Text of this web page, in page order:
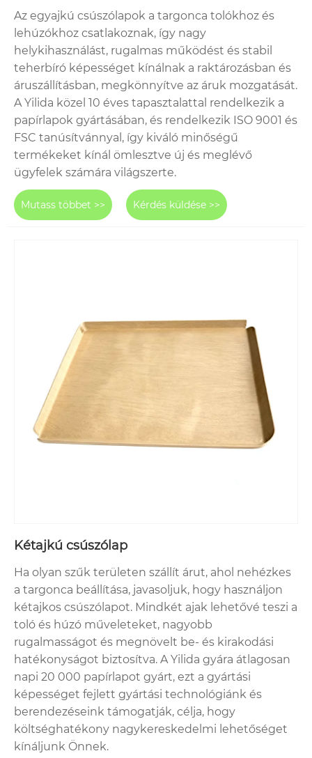
Az egyajkú csúszólapok a targonca tolókhoz és
lehúzókhoz csatlakoznak, így nagy
helykihasználást, rugalmas működést és stabil
teherbíró képességet kínálnak a raktározásban és
áruszállításban, megkönnyítve az áruk mozgatását.
A Yilida közel 10 éves tapasztalattal rendelkezik a
papírlapok gyártásában, és rendelkezik ISO 9001 és
FSC tanúsítvánnyal, így kiváló minőségű
termékeket kínál ömlesztve új és meglévő
ügyfelek számára világszerte.
Mutass többet >> Kérdés küldése >>
Kétajkú csúszólap
Ha olyan szűk területen szállít árut, ahol nehézkes
a targonca beállítása, javasoljuk, hogy használjon
kétajkos csúszólapot. Mindkét ajak lehetővé teszi a
toló és húzó műveleteket, nagyobb
rugalmasságot és megnövelt be- és kirakodási
hatékonyságot biztosítva. A Yilida gyára átlagosan
napi 20 000 papírlapot gyárt, ezt a gyártási
képességet fejlett gyártási technológiánk és
berendezéseink támogatják, célja, hogy
költséghatékony nagykereskedelmi lehetőséget
kínáljunk Önnek.